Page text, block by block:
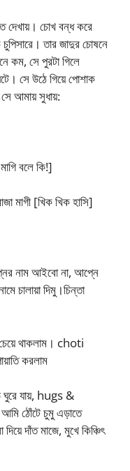
দেখায়। চোখ বন্ধ করে
তার জাদুর চোষনে
কম, সে পুরটা গিলে
সে উঠে গিয়ে পোশাক
সে আমায় সুধায়:
বলে কি!]
মাগী [খিক খিক হাসি]
নাম আইবো না, আপ্নে
চালায়া দিমু।চিন্তা
থাকলাম। choti
করলাম
ঘুরে যায়, hugs &
ঠোঁটে চুমু এড়াতে
দাঁত মাজে, মুখে কিঞ্চিৎ